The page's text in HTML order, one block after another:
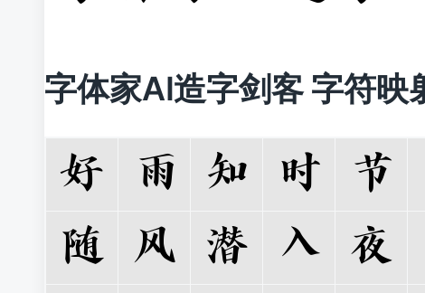
字体家AI造字剑客 字符映